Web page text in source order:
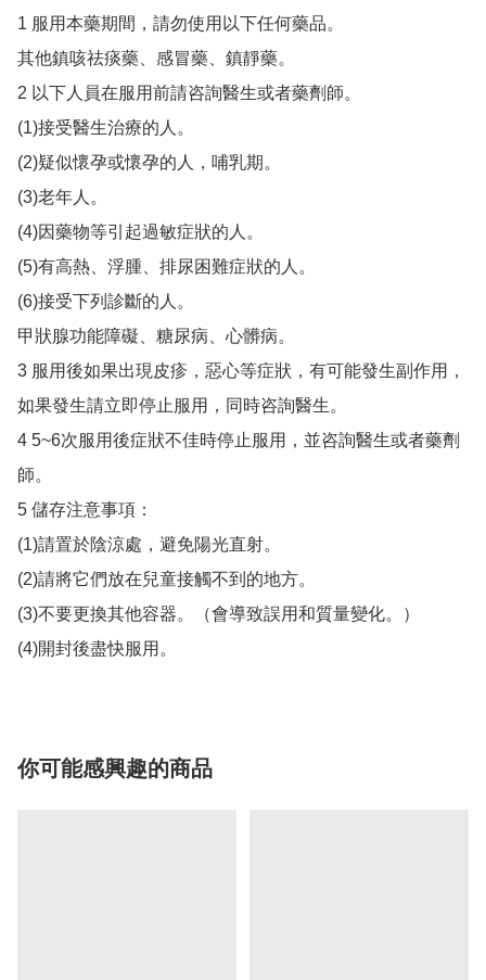
1 服用本藥期間，請勿使用以下任何藥品。
其他鎮咳祛痰藥、感冒藥、鎮靜藥。
2 以下人員在服用前請咨詢醫生或者藥劑師。
(1)接受醫生治療的人。
(2)疑似懷孕或懷孕的人，哺乳期。
(3)老年人。
(4)因藥物等引起過敏症狀的人。
(5)有高熱、浮腫、排尿困難症狀的人。
(6)接受下列診斷的人。
甲狀腺功能障礙、糖尿病、心髒病。
3 服用後如果出現皮疹，惡心等症狀，有可能發生副作用，
如果發生請立即停止服用，同時咨詢醫生。
4 5~6次服用後症狀不佳時停止服用，並咨詢醫生或者藥劑
師。
5 儲存注意事項：
(1)請置於陰涼處，避免陽光直射。
(2)請將它們放在兒童接觸不到的地方。
(3)不要更換其他容器。（會導致誤用和質量變化。）
你可能感興趣的商品